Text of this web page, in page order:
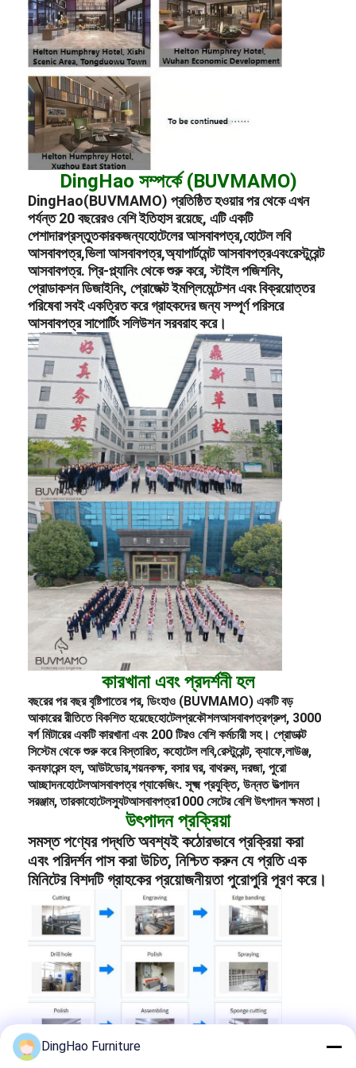
DingHao সম্পর্কে (BUVMAMO)
DingHao(BUVMAMO) প্রতিষ্ঠিত হওয়ার পর থেকে এখন
পর্যন্ত 20 বছরেরও বেশি ইতিহাস রয়েছে, এটি একটি
পেশাদারপ্রস্তুতকারকজন্যহোটেলের আসবাবপত্র,হোটেল লবি
আসবাবপত্র,ভিলা আসবাবপত্র,অ্যাপার্টমেন্ট আসবাবপত্রএবংরেস্টুরেন্ট
আসবাবপত্র. প্রি-প্ল্যানিং থেকে শুরু করে, স্টাইল পজিশনিং,
প্রোডাকশন ডিজাইনিং, প্রোজেক্ট ইমপ্লিমেন্টেশন এবং বিক্রয়োত্তর
পরিষেবা সবই একত্রিত করে গ্রাহকদের জন্য সম্পূর্ণ পরিসরে
আসবাবপত্র সাপোর্টিং সলিউশন সরবরাহ করে।
কারখানা এবং প্রদর্শনী হল
বছরের পর বছর বৃষ্টিপাতের পর, ডিংহাও (BUVMAMO) একটি বড়
আকারের রীতিতে বিকশিত হয়েছেহোটেলপ্রকৌশলআসবাবপত্রগ্রুপ, 3000
বর্গ মিটারের একটি কারখানা এবং 200 টিরও বেশি কর্মচারী সহ। প্রোডাক্ট
সিস্টেম থেকে শুরু করে বিস্তারিত, কহোটেল লবি,রেস্টুরেন্ট, ক্যাফে,লাউঞ্জ,
কনফারেন্স হল, আউটডোর,শয়নকক্ষ, বসার ঘর, বাথরুম, দরজা, পুরো
আচ্ছাদনহোটেলআসবাবপত্র প্যাকেজিং. সূক্ষ্ম প্রযুক্তি, উন্নত উত্পাদন
সরঞ্জাম, তারকাহোটেলস্যুটআসবাবপত্র1000 সেটের বেশি উৎপাদন ক্ষমতা।
উৎপাদন প্রক্রিয়া
সমস্ত পণ্যের পদ্ধতি অবশ্যই কঠোরভাবে প্রক্রিয়া করা
এবং পরিদর্শন পাস করা উচিত, নিশ্চিত করুন যে প্রতি এক
মিনিটের বিশদটি গ্রাহকের প্রয়োজনীয়তা পুরোপুরি পূরণ করে।
DingHao Furniture